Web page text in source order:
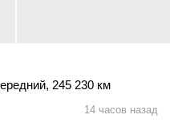
, 245 230 км
14 часов назад